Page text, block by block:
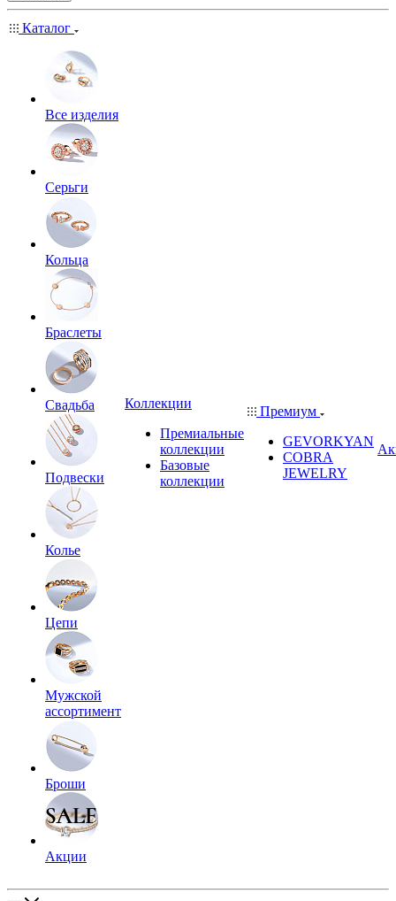
Каталог
Все изделия
Серьги
Кольца
Браслеты
Свадьба
Подвески
Колье
Цепи
Мужской
ассортимент
Броши
Акции
Коллекции
Премиальные
коллекции
Базовые
коллекции
Премиум
GEVORKYAN
COBRA
JEWELRY